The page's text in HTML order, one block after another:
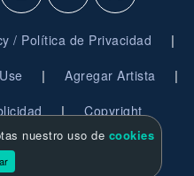
/ Política de Privacidad |
| Agregar Artista |
| Copyright
Derechos Reservados
nuestro uso de cookies